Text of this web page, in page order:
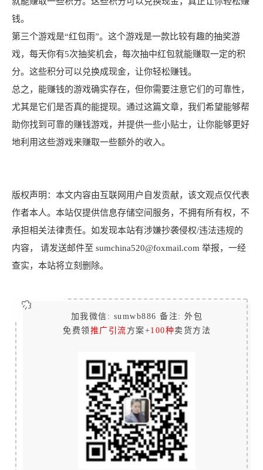
钱。
第三个游戏是“红包雨”。这个游戏是一款比较有趣的抽奖游
戏，每天你有5次抽奖机会，每次抽中红包就能赚取一定的积
分。这些积分可以兑换成现金，让你轻松赚钱。
总之，能赚钱的游戏确实存在，但你需要注意它们的可靠性，
尤其是它们是否真的能提现。通过这篇文章，我们希望能够帮
助你找到可靠的赚钱游戏，并提供一些小贴士，让你能够更好
地利用这些游戏来赚取一些额外的收入。
版权声明：本文内容由互联网用户自发贡献，该文观点仅代表
作者本人。本站仅提供信息存储空间服务，不拥有所有权，不
承担相关法律责任。如发现本站有涉嫌抄袭侵权/违法违规的
内容， 请发送邮件至 sumchina520@foxmail.com 举报，一经
查实，本站将立刻删除。
加我微信: sumwb886 备注: 外包
免费领推广引流 方案+100种卖货方法